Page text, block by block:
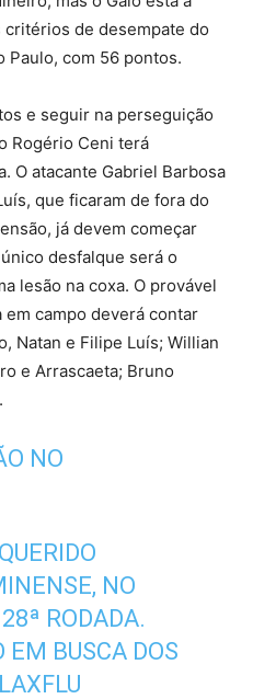
de desempate do
Paulo, com 56 pontos.
e seguir na perseguição
Rogério Ceni terá
O atacante Gabriel Barbosa
que ficaram de fora do
já devem começar
desfalque será o
lesão na coxa. O provável
campo deverá contar
Natan e Filipe Luís; Willian
e Arrascaeta; Bruno
NO
NO
RODADA.
EM BUSCA DOS